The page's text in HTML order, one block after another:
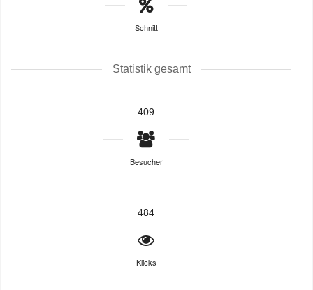
Schnitt
Statistik gesamt
409
Besucher
484
Klicks